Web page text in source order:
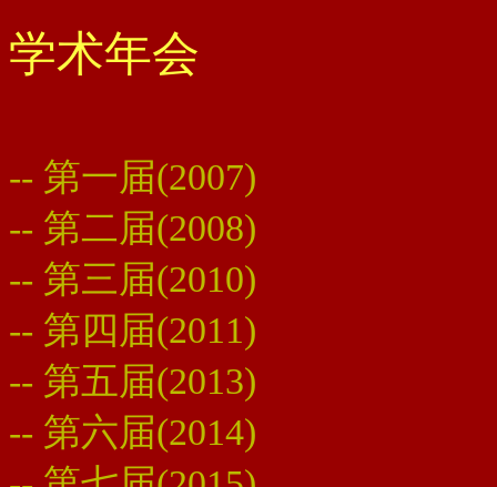
学术年会
-- 第一届(2007)
-- 第二届(2008)
-- 第三届(2010)
-- 第四届(2011)
-- 第五届(2013)
-- 第六届(2014)